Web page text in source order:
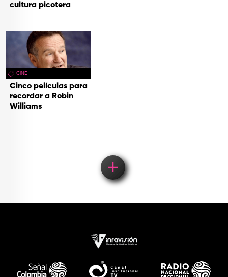
cultura picotera
CINE
Cinco películas para
recordar a Robin
Williams